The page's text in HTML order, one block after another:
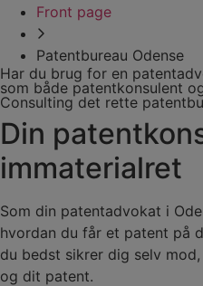
Front page
Patentbureau Odense
Har du brug for en
som både patentkonsulent
Consulting det rette
Din
immaterialret
Som din patentadvokat i
hvordan du får et patent på
du bedst sikrer dig selv
og dit patent.